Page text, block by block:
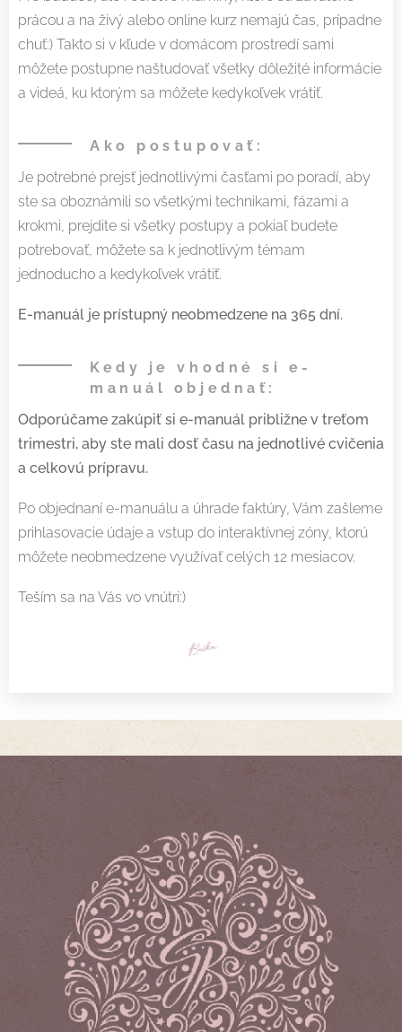
prácou a na živý alebo online kurz nemajú čas, prípadne
chuť:) Takto si v kľude v domácom prostredí sami
môžete postupne naštudovať všetky dôležité informácie
a videá, ku ktorým sa môžete kedykoľvek vrátiť.
Ako postupovať:
Je potrebné prejsť jednotlivými časťami po poradí, aby
ste sa oboznámili so všetkými technikami, fázami a
krokmi, prejdite si všetky postupy a pokiaľ budete
potrebovať, môžete sa k jednotlivým témam
jednoducho a kedykoľvek vrátiť.
E-manuál je prístupný neobmedzene na 365 dní.
Kedy je vhodné si e-
manuál objednať:
Odporúčame zakúpiť si e-manuál približne v treťom
trimestri, aby ste mali dosť času na jednotlivé cvičenia
a celkovú prípravu.
Po objednaní e-manuálu a úhrade faktúry, Vám zašleme
prihlasovacie údaje a vstup do interaktívnej zóny, ktorú
môžete neobmedzene využívať celých 12 mesiacov.
Teším sa na Vás vo vnútri:)